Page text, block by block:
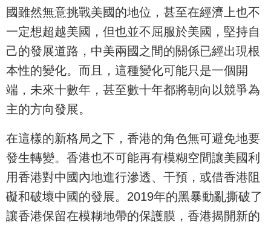
國雖然無意挑戰美國的地位，甚至在經濟上也不
一定想超越美國，但也並不屈服於美國，堅持自
己的發展道路，中美兩國之間的關係已經出現根
本性的變化。而且，這種變化可能只是一個開
端，未來十數年，甚至數十年都將朝向以競爭為
主的方向發展。
在這樣的新格局之下，香港的角色無可避免地要
發生轉變。香港也不可能再有模糊空間讓美國利
用香港對中國內地進行滲透、干預，或借香港阻
礙和破壞中國的發展。2019年的黑暴動亂撕破了
讓香港保留在模糊地帶的保護膜，香港揭開新的